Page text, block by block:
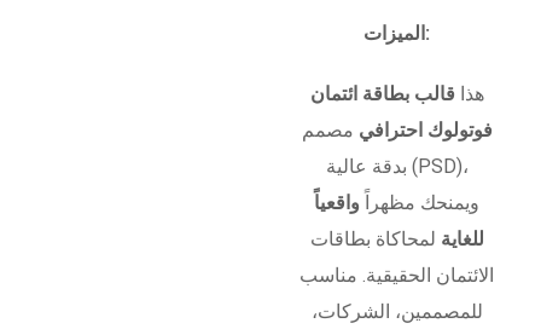
الميزات:
هذا قالب بطاقة ائتمان
فوتولوك احترافي مصمم
بدقة عالية (PSD)،
ويمنحك مظهراً واقعياً
للغاية لمحاكاة بطاقات
الائتمان الحقيقية. مناسب
للمصممين، الشركات،